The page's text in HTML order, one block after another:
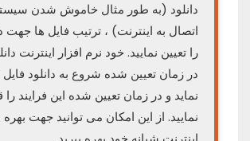
دانلود (به طور مثال خاموش شدن
اتصال به اینترنت) ، ترتیب فایل ها جهت
را تعیین نمایید. خود نرم افزار اینترنت
در زمان تعیین شده شروع به دانلود
نماید و در زمان تعیین شده این فرایند
نمایید. از این امکان می توانید جهت بهره